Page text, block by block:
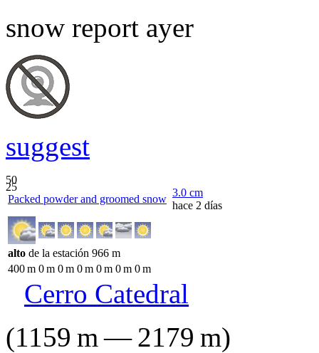
snow report ayer
suggest
50
25
Packed powder and groomed snow
3.0 cm
hace 2 días
alto de la estación 966 m
400m 0m 0m 0m 0m 0m 0m
Cerro Catedral
(1159 m—2179 m)